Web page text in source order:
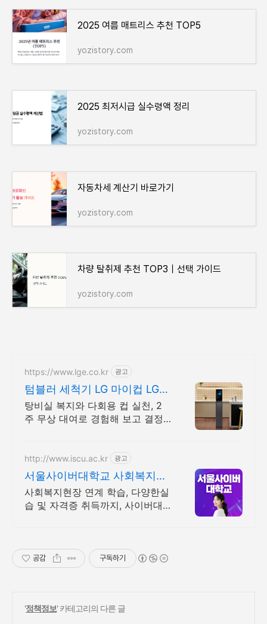
2025 여름 매트리스 추천 TOP5
yozistory.com
2025 최저시급 실수령액 정리
yozistory.com
자동차세 계산기 바로가기
yozistory.com
차량 탈취제 추천 TOP3｜선택 가이드
yozistory.com
https://www.lge.co.kr 광고
텀블러 세척기 LG 마이컵 LG마
이컵 무상대여신청
탕비실 복지와 다회용 컵 실천, 2
주 무상 대여로 경험해 보고 결정
http://www.iscu.ac.kr 광고
서울사이버대학교 사회복지전
공 2026 가을학기 신편입생
사회복지현장 연계 학습, 다양한실
습 및 자격증 취득까지, 사이버대
공감 구독하기
'정책정보' 카테고리의 다른 글